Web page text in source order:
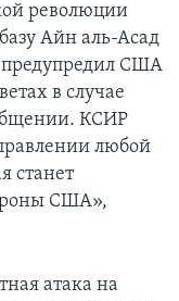
революции
Айн аль-Асад
США
в случае
КСИР
любой
станет
США»,
атака на